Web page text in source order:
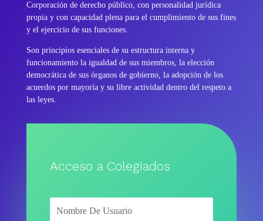
Corporación de derecho público, con personalidad jurídica
propia y con capacidad plena para el cumplimiento de sus fines
y el ejercicio de sus funciones.
Son principios esenciales de su estructura interna y
funcionamiento la igualdad de sus miembros, la elección
democrática de sus órganos de gobierno, la adopción de los
acuerdos por mayoría y su libre actividad dentro del respeto a
las leyes.
Acceso a Colegiados